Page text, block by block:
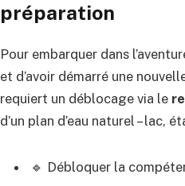
préparation
Pour embarquer dans
et d’avoir démarré une
requiert un déblocage via le
d’un plan d’eau naturel – lac,
🔹 Débloquer la